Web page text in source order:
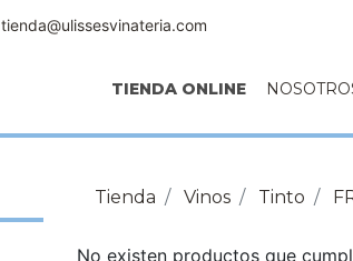
tienda@ulissesvinateria.com
TIENDA ONLINE
Tienda Vinos Tinto
No existen productos que